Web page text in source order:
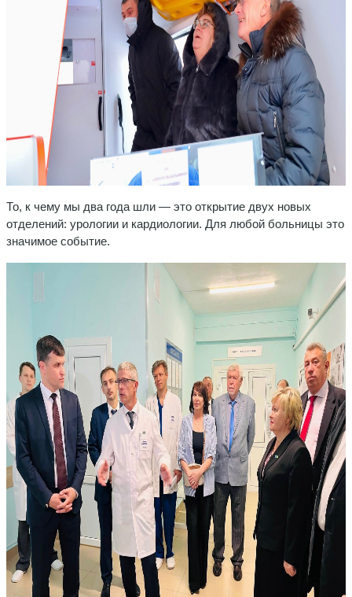
То, к чему мы два года шли — это открытие двух новых
отделений: урологии и кардиологии. Для любой больницы это
значимое событие.